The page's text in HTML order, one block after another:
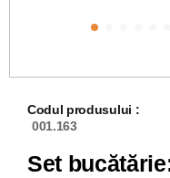
Codul produsului :
001.163
Set